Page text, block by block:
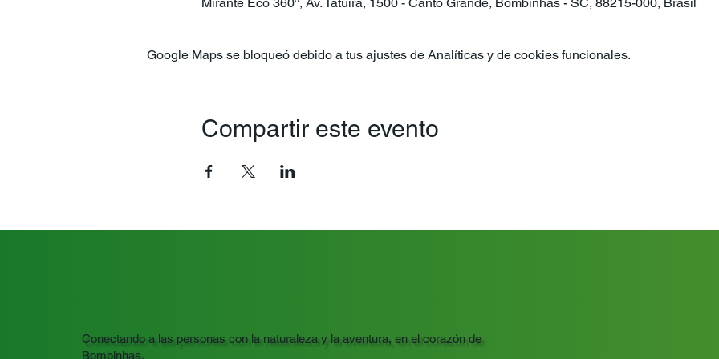
Google Maps se bloqueó debido a tus ajustes de Analíticas y de cookies funcionales.
Compartir este evento
Conectando a las personas con la naturaleza y la aventura, en el corazón de
Bombinhas.